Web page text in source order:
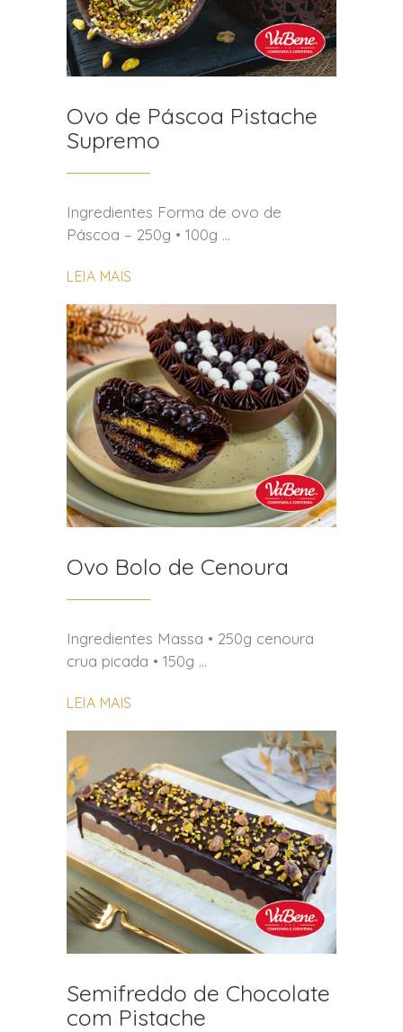
Ovo de Páscoa Pistache
Supremo
Ingredientes Forma de ovo de
Páscoa – 250g • 100g
LEIA MAIS
Ovo Bolo de Cenoura
Ingredientes Massa • 250g cenoura
crua picada • 150g
LEIA MAIS
Semifreddo de Chocolate
com Pistache